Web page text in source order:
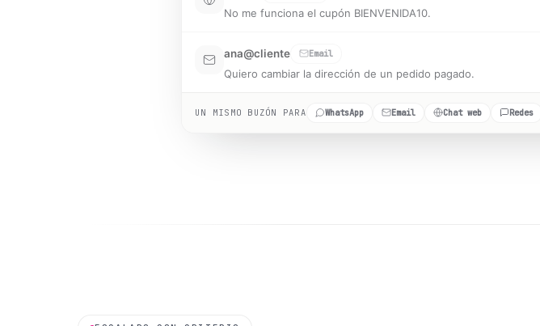
Cliente Chat web
ana@cliente Email
clasificadas, escaladas a una
UN MISMO BUZÓN PARA WhatsApp Email Chat web Redes